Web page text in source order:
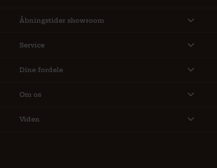
Åbningstider showroom
Service
Dine fordele
Om os
Viden